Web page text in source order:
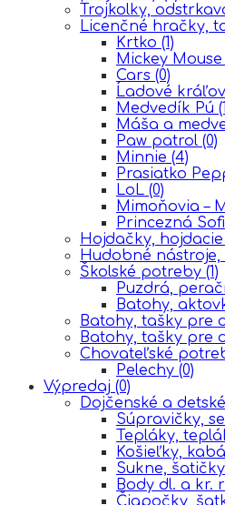
Trojkolky,
Licenčné hračky,
Krtko (1)
Mickey Mouse
Cars (0)
Ĺadové
Medvedík Pú
Máša a
Paw patrol (0)
Minnie (4)
Prasiatko
LoL (0)
Mimoňovia –
Princezná
Hojdačky,
Hudobné
Školské potreby (1)
Puzdrá,
Batohy,
Batohy, tašky pre
Batohy, tašky pre
Chovateľské
Pelechy (0)
Výpredaj (0)
Dojčenské a
Súpravičky,
Tepláky,
Košieľky,
Sukne, šatičky
Body dl. a kr.
Čiapočky,